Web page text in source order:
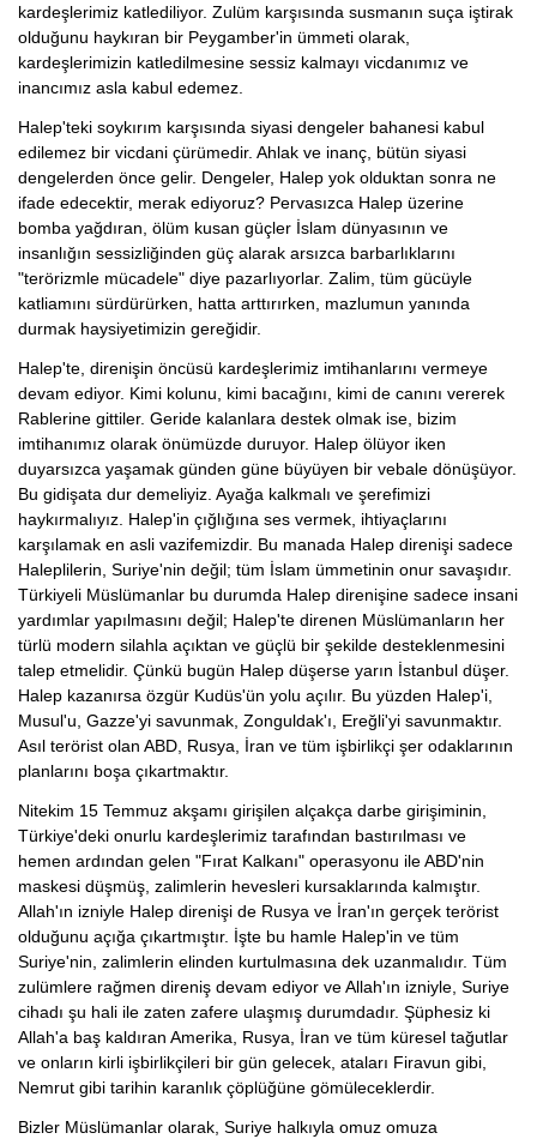
kardeşlerimiz katlediliyor. Zulüm karşısında susmanın suça iştirak
olduğunu haykıran bir Peygamber'in ümmeti olarak,
kardeşlerimizin katledilmesine sessiz kalmayı vicdanımız ve
inancımız asla kabul edemez.
Halep'teki soykırım karşısında siyasi dengeler bahanesi kabul
edilemez bir vicdani çürümedir. Ahlak ve inanç, bütün siyasi
dengelerden önce gelir. Dengeler, Halep yok olduktan sonra ne
ifade edecektir, merak ediyoruz? Pervasızca Halep üzerine
bomba yağdıran, ölüm kusan güçler İslam dünyasının ve
insanlığın sessizliğinden güç alarak arsızca barbarlıklarını
"terörizmle mücadele" diye pazarlıyorlar. Zalim, tüm gücüyle
katliamını sürdürürken, hatta arttırırken, mazlumun yanında
durmak haysiyetimizin gereğidir.
Halep'te, direnişin öncüsü kardeşlerimiz imtihanlarını vermeye
devam ediyor. Kimi kolunu, kimi bacağını, kimi de canını vererek
Rablerine gittiler. Geride kalanlara destek olmak ise, bizim
imtihanımız olarak önümüzde duruyor. Halep ölüyor iken
duyarsızca yaşamak günden güne büyüyen bir vebale dönüşüyor.
Bu gidişata dur demeliyiz. Ayağa kalkmalı ve şerefimizi
haykırmalıyız. Halep'in çığlığına ses vermek, ihtiyaçlarını
karşılamak en asli vazifemizdir. Bu manada Halep direnişi sadece
Haleplilerin, Suriye'nin değil; tüm İslam ümmetinin onur savaşıdır.
Türkiyeli Müslümanlar bu durumda Halep direnişine sadece insani
yardımlar yapılmasını değil; Halep'te direnen Müslümanların her
türlü modern silahla açıktan ve güçlü bir şekilde desteklenmesini
talep etmelidir. Çünkü bugün Halep düşerse yarın İstanbul düşer.
Halep kazanırsa özgür Kudüs'ün yolu açılır. Bu yüzden Halep'i,
Musul'u, Gazze'yi savunmak, Zonguldak'ı, Ereğli'yi savunmaktır.
Asıl terörist olan ABD, Rusya, İran ve tüm işbirlikçi şer odaklarının
planlarını boşa çıkartmaktır.
Nitekim 15 Temmuz akşamı girişilen alçakça darbe girişiminin,
Türkiye'deki onurlu kardeşlerimiz tarafından bastırılması ve
hemen ardından gelen "Fırat Kalkanı" operasyonu ile ABD'nin
maskesi düşmüş, zalimlerin hevesleri kursaklarında kalmıştır.
Allah'ın izniyle Halep direnişi de Rusya ve İran'ın gerçek terörist
olduğunu açığa çıkartmıştır. İşte bu hamle Halep'in ve tüm
Suriye'nin, zalimlerin elinden kurtulmasına dek uzanmalıdır. Tüm
zulümlere rağmen direniş devam ediyor ve Allah'ın izniyle, Suriye
cihadı şu hali ile zaten zafere ulaşmış durumdadır. Şüphesiz ki
Allah'a baş kaldıran Amerika, Rusya, İran ve tüm küresel tağutlar
ve onların kirli işbirlikçileri bir gün gelecek, ataları Firavun gibi,
Nemrut gibi tarihin karanlık çöplüğüne gömüleceklerdir.
Bizler Müslümanlar olarak, Suriye halkıyla omuz omuza